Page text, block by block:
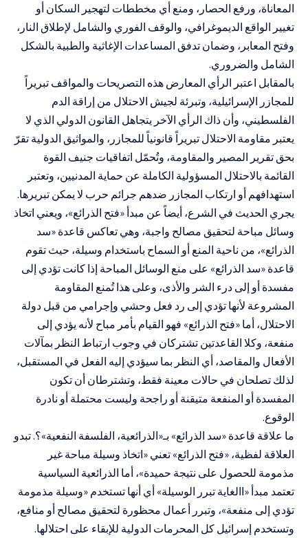
المعاناة، ورفع الحصار، ومنع أي مخططات لتهجير السكان أو
تغيير الواقع الديموغرافي، والوقف الفوري والشامل لإطلاق النار،
وفتح المعابر، وضمان تدفق المساعدات الإغاثية والطبية بالشكل
الشامل والضروري.
بالمقابل اعتبر الرأي المعارض هذه التصريحات والمواقف تبريراً
للمجازر الإسرائيلية، وتبرئة لجيش الاحتلال من إراقة الدم
الفلسطيني، وأن ذاك الرأي الآخر يتجاهل القانون الدولي الذي لا
يعتبر مقاومة الاحتلال تبريراً قانونياً للمجازر، والمواثيق الدولية تقرّ
بحق تقرير المصير والمقاومة، وتُحمّل اتفاقيات جنيف القوة
القائمة بالاحتلال المسؤولية الكاملة عن حماية المدنيين، وتعتبر
استهدافهم أو ارتكاب المجازر ضدهم جرائم حرب لا يمكن تبريرها.
يجري الحديث في الشرع، أيضاً عن مبدأ «فتح الذرائع»، ويعني اتخاذ
وسائل مباحة لتحقيق مصالح واجبة، وهي تعاكس قاعدة «سد
الذرائع»، من ناحية المنع أو السماح باستخدام وسيلة، حيث تقوم
قاعدة «سد الذرائع» على منع الوسائل المباحة إذا كانت تؤدي إلى
مفسدة أو إلى درء الشر والأذى، وعلى هذا تُمنع المقاومة
المشروعة لأنها تؤدي إلى رد فعل وحشي وإجرامي من قبل دولة
الاحتلال، أما «فتح الذرائع» فهو القيام بأمر مباح لأنه يؤدي إلى
منفعة، وكلا القاعدتين تشتركان في وجوب ارتباط النظر بمآلات
الأفعال والمقاصد، أي النظر بما سيؤدي إليه الفعل في المستقبل،
لذلك تصلحان في حالات معينة فقط، وتشترطان أن تكون
المفسدة أو المنفعة متيقنة أو راجحة وليست محتملة أو نادرة
الوقوع.
ما علاقة قاعدة «سد الذرائع» بـ«الذرائعية، الفلسفة النفعية»؟. تبدو
العلاقة لفظية، «فتح الذرائع» تعني «اتخاذ وسيلة مباحة غير
مذمومة للحصول على نتيجة حميدة»، أما الذرائعية السياسية
تعتمد مبدأ «االغاية تبرر الوسيلة» أي أنها تستخدم «وسيلة مذمومة
تؤدي إلى منفعة»، وتبرر أعمال محظورة لتحقيق مصالح أو منافع،
وتستخدم إسرائيل كل المحرمات الدولية للإبقاء على احتلالها.